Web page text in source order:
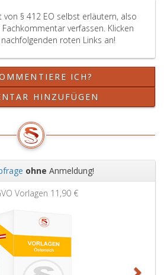
von § 412 EO selbst erläutern, also
verfassen. Klicken
roten Links an!
ICH?
HINZUFÜGEN
ohne Anmeldung!
Vorlagen 11,90 €